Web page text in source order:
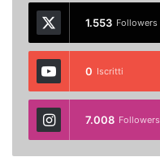
1.553 Followers
0 Iscritti
7.008 Followers